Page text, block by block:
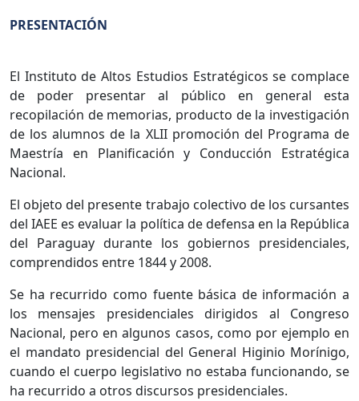
PRESENTACIÓN
El Instituto de Altos Estudios Estratégicos se complace
de poder presentar al público en general esta
recopilación de memorias, producto de la investigación
de los alumnos de la XLII promoción del Programa de
Maestría en Planificación y Conducción Estratégica
Nacional.
El objeto del presente trabajo colectivo de los cursantes
del IAEE es evaluar la política de defensa en la República
del Paraguay durante los gobiernos presidenciales,
comprendidos entre 1844 y 2008.
Se ha recurrido como fuente básica de información a
los mensajes presidenciales dirigidos al Congreso
Nacional, pero en algunos casos, como por ejemplo en
el mandato presidencial del General Higinio Morínigo,
cuando el cuerpo legislativo no estaba funcionando, se
ha recurrido a otros discursos presidenciales.